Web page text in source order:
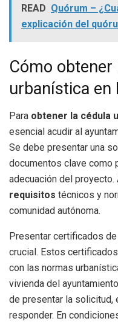
READ Quórum –
explicación del
Cómo obtener
urbanística en
Para obtener la cédula
esencial acudir al
Se debe presentar una
documentos clave como
adecuación del
requisitos técnicos y
comunidad autónoma.
Presentar certificados
crucial. Estos
con las normas
vivienda del
de presentar la solicitud,
responder. En